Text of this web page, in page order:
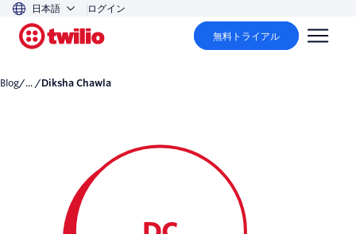
日本語 ログイン
無料トライアル
Blog/... / Diksha Chawla